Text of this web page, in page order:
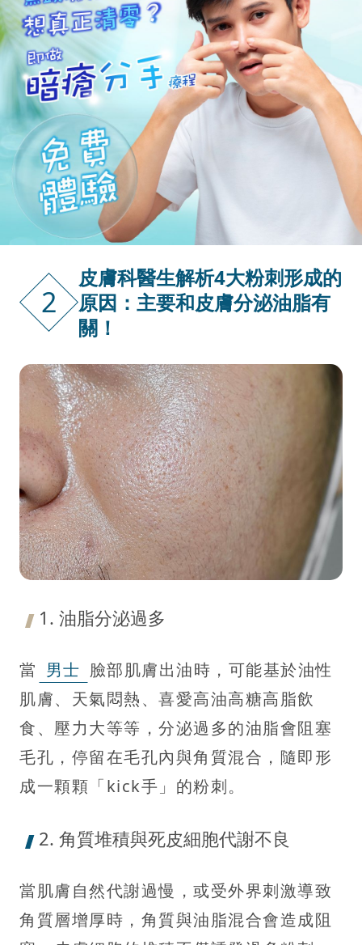
2
皮膚科醫生解析4大粉刺形成的
原因：主要和皮膚分泌油脂有
關！
1. 油脂分泌過多
當 男士 臉部肌膚出油時，可能基於油性
肌膚、天氣悶熱、喜愛高油高糖高脂飲
食、壓力大等等，分泌過多的油脂會阻塞
毛孔，停留在毛孔內與角質混合，隨即形
成一顆顆「kick手」的粉刺。
2. 角質堆積與死皮細胞代謝不良
當肌膚自然代謝過慢，或受外界刺激導致
角質層增厚時，角質與油脂混合會造成阻